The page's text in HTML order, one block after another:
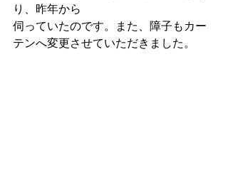
り、昨年から
伺っていたのです。また、障子もカー
テンへ変更させていただきました。